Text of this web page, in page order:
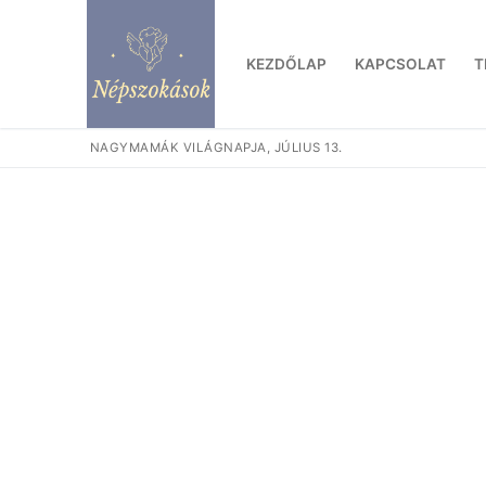
KEZDŐLAP KAPCSOLAT
NAGYMAMÁK VILÁGNAPJA, JÚLIUS 13.